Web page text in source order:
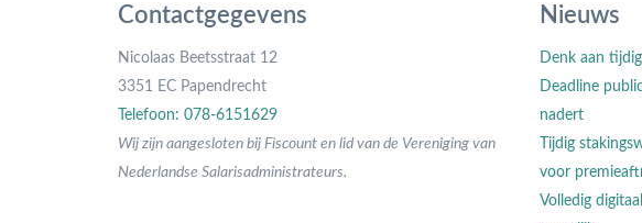
Contactgegevens
Nicolaas Beetsstraat 12
3351 EC Papendrecht
Telefoon: 078-6151629
Wij zijn aangesloten bij Fiscount en lid van de Vereniging van
Nederlandse Salarisadministrateurs.
Nieuws
Denk aan
Deadline
nadert
Tijdig
voor
Volledig